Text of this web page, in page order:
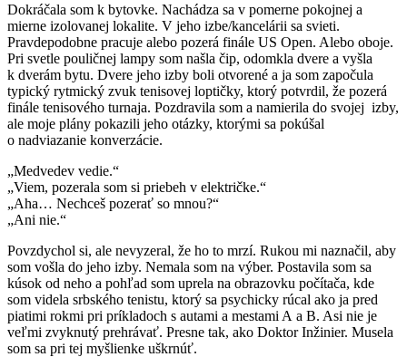
Dokráčala som k bytovke. Nachádza sa v pomerne pokojnej a
mierne izolovanej lokalite. V jeho izbe/kancelárii sa svieti.
Pravdepodobne pracuje alebo pozerá finále US Open. Alebo oboje.
Pri svetle pouličnej lampy som našla čip, odomkla dvere a vyšla
k dverám bytu. Dvere jeho izby boli otvorené a ja som započula
typický rytmický zvuk tenisovej loptičky, ktorý potvrdil, že pozerá
finále tenisového turnaja. Pozdravila som a namierila do svojej izby,
ale moje plány pokazili jeho otázky, ktorými sa pokúšal
o nadviazanie konverzácie.
„Medvedev vedie.“
„Viem, pozerala som si priebeh v električke.“
„Aha… Nechceš pozerať so mnou?“
„Ani nie.“
Povzdychol si, ale nevyzeral, že ho to mrzí. Rukou mi naznačil, aby
som vošla do jeho izby. Nemala som na výber. Postavila som sa
kúsok od neho a pohľad som uprela na obrazovku počítača, kde
som videla srbského tenistu, ktorý sa psychicky rúcal ako ja pred
piatimi rokmi pri príkladoch s autami a mestami A a B. Asi nie je
veľmi zvyknutý prehrávať. Presne tak, ako Doktor Inžinier. Musela
som sa pri tej myšlienke uškrnúť.